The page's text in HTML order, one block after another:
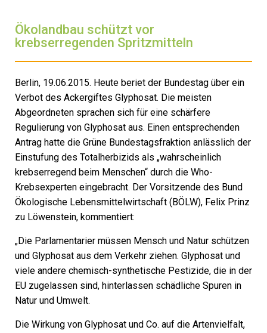
L
Ökolandbau schützt vor
krebserregenden Spritzmitteln
Berlin, 19.06.2015. Heute beriet der Bundestag über ein
Verbot des Ackergiftes Glyphosat. Die meisten
Abgeordneten sprachen sich für eine schärfere
Regulierung von Glyphosat aus. Einen entsprechenden
Antrag hatte die Grüne Bundestagsfraktion anlässlich der
Einstufung des Totalherbizids als „wahrscheinlich
krebserregend beim Menschen“ durch die Who-
Krebsexperten eingebracht. Der Vorsitzende des Bund
Ökologische Lebensmittelwirtschaft (BÖLW), Felix Prinz
zu Löwenstein, kommentiert:
„Die Parlamentarier müssen Mensch und Natur schützen
und Glyphosat aus dem Verkehr ziehen. Glyphosat und
viele andere chemisch-synthetische Pestizide, die in der
EU zugelassen sind, hinterlassen schädliche Spuren in
Natur und Umwelt.
Die Wirkung von Glyphosat und Co. auf die Artenvielfalt,